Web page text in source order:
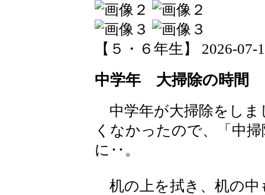
【５・６年生】 2026-07-
中学年 大掃除の時間
中学年が大掃除をしま
くなかったので、「中
に‥。
机の上を拭き、机の中